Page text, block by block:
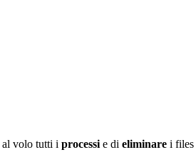
al volo tutti i processi e di eliminare i files